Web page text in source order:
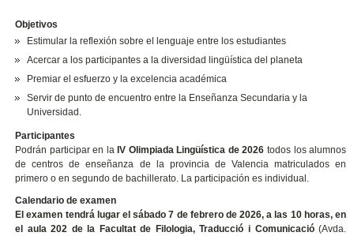
Objetivos
Estimular la reflexión sobre el lenguaje entre los estudiantes
Acercar a los participantes a la diversidad lingüística del planeta
Premiar el esfuerzo y la excelencia académica
Servir de punto de encuentro entre la Enseñanza Secundaria y la
Universidad.
Participantes
Podrán participar en la IV Olimpiada Lingüística de 2026 todos los alumnos
de centros de enseñanza de la provincia de Valencia matriculados en
primero o en segundo de bachillerato. La participación es individual.
Calendario de examen
El examen tendrá lugar el sábado 7 de febrero de 2026, a las 10 horas, en
el aula 202 de la Facultat de Filologia, Traducció i Comunicació(Avda.